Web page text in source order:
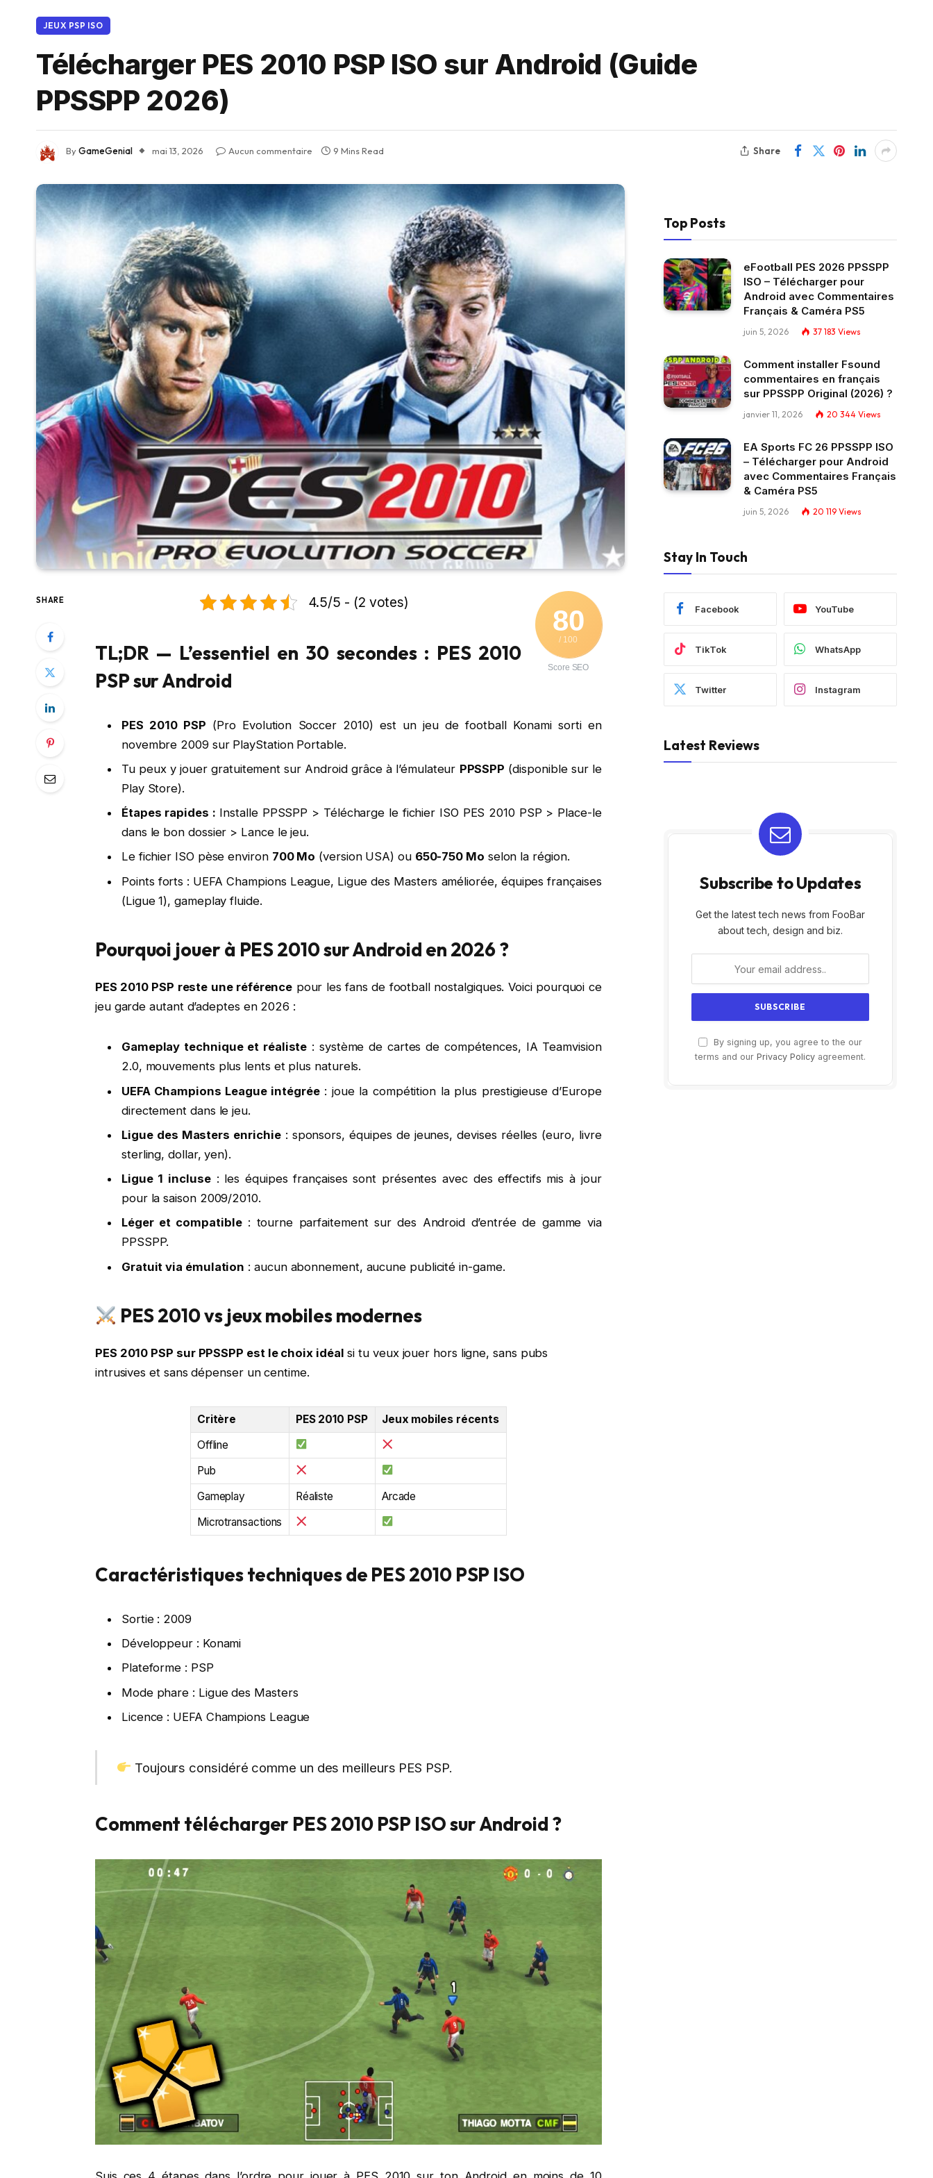
JEUX PSP ISO
Télécharger PES 2010 PSP ISO sur Android (Guide
PPSSPP 2026)
ByGameGenial mai 13, 2026 Aucun commentaire 9 Mins Read Share
SHARE
80
/ 100
Score SEO
4.5/5 - (2 votes)
TL;DR — L’essentiel en 30 secondes : PES 2010
PSP sur Android
PES 2010 PSP (Pro Evolution Soccer 2010) est un jeu de football Konami sorti en
novembre 2009 sur PlayStation Portable.
Tu peux y jouer gratuitement sur Android grâce à l’émulateur PPSSPP (disponible sur le
Play Store).
Étapes rapides : Installe PPSSPP > Télécharge le fichier ISO PES 2010 PSP > Place-le
dans le bon dossier > Lance le jeu.
Le fichier ISO pèse environ 700 Mo (version USA) ou 650-750 Mo selon la région.
Points forts : UEFA Champions League, Ligue des Masters améliorée, équipes françaises
(Ligue 1), gameplay fluide.
Pourquoi jouer à PES 2010 sur Android en 2026 ?
PES 2010 PSP reste une référence pour les fans de football nostalgiques. Voici pourquoi ce
jeu garde autant d’adeptes en 2026 :
Gameplay technique et réaliste : système de cartes de compétences, IA Teamvision
2.0, mouvements plus lents et plus naturels.
UEFA Champions League intégrée: joue la compétition la plus prestigieuse d’Europe
directement dans le jeu.
Ligue des Masters enrichie: sponsors, équipes de jeunes, devises réelles (euro, livre
sterling, dollar, yen).
Ligue 1 incluse: les équipes françaises sont présentes avec des effectifs mis à jour
pour la saison 2009/2010.
Léger et compatible: tourne parfaitement sur des Android d’entrée de gamme via
PPSSPP.
Gratuit via émulation : aucun abonnement, aucune publicité in-game.
PES 2010 vs jeux mobiles modernes
PES 2010 PSP sur PPSSPP est le choix idéal si tu veux jouer hors ligne, sans pubs
intrusives et sans dépenser un centime.
Critère PES 2010 PSP
Jeux mobiles récents
Offline
Pub
Gameplay
Réaliste
Arcade
Microtransactions
Caractéristiques techniques de PES 2010 PSP ISO
Sortie : 2009
Développeur : Konami
Plateforme : PSP
Mode phare : Ligue des Masters
Licence : UEFA Champions League
Toujours considéré comme un des meilleurs PES PSP.
Comment télécharger PES 2010 PSP ISO sur Android ?
Top Posts
eFootball PES 2026 PPSSPP
ISO – Télécharger pour
Android avec Commentaires
Français & Caméra PS5
juin 5, 2026 37 183 Views
Comment installer Fsound
commentaires en français
sur PPSSPP Original (2026) ?
janvier 11, 2026 20 344 Views
EA Sports FC 26 PPSSPP ISO
– Télécharger pour Android
avec Commentaires Français
& Caméra PS5
juin 5, 2026 20 119 Views
Stay In Touch
Facebook YouTube
TikTok WhatsApp
Twitter Instagram
Latest Reviews
Subscribe to Updates
Get the latest tech news from FooBar
about tech, design and biz.
By signing up, you agree to the our
terms and our Privacy Policy agreement.